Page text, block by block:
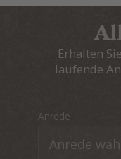
Erhalten
laufende
Anrede